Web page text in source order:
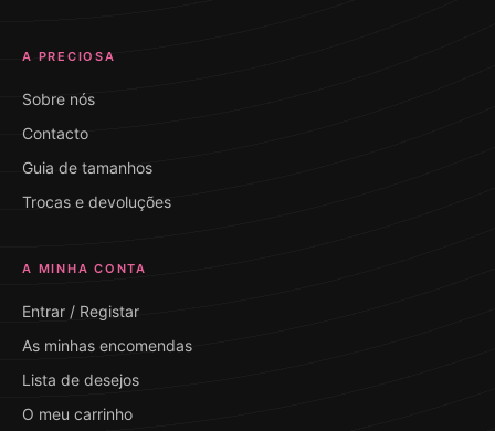
A PRECIOSA
Sobre nós
Contacto
Guia de tamanhos
Trocas e devoluções
A MINHA CONTA
Entrar / Registar
As minhas encomendas
Lista de desejos
O meu carrinho